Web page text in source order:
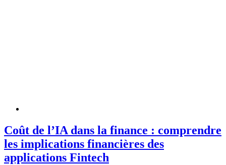
Coût de l’IA dans la finance : comprendre
les implications financières des
applications Fintech